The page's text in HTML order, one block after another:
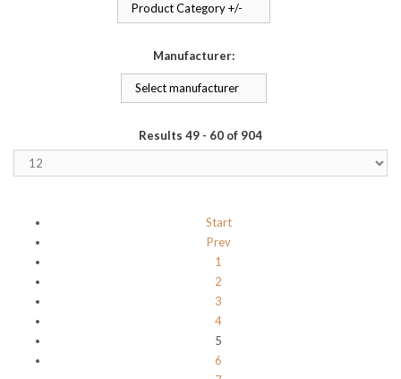
Product Category +/-
Manufacturer:
Select manufacturer
Results 49 - 60 of 904
Start
Prev
1
2
3
4
5
6